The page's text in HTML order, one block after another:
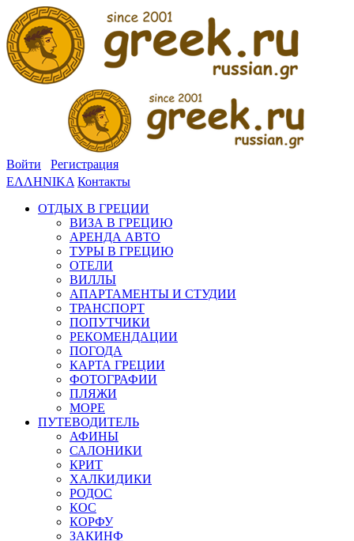
Войти
Регистрация
ΕΛΛΗΝΙΚΑ Контакты
ОТДЫХ В ГРЕЦИИ
ВИЗА В ГРЕЦИЮ
АРЕНДА АВТО
ТУРЫ В ГРЕЦИЮ
ОТЕЛИ
ВИЛЛЫ
АПАРТАМЕНТЫ И СТУДИИ
ТРАНСПОРТ
ПОПУТЧИКИ
РЕКОМЕНДАЦИИ
ПОГОДА
КАРТА ГРЕЦИИ
ФОТОГРАФИИ
ПЛЯЖИ
МОРЕ
ПУТЕВОДИТЕЛЬ
АФИНЫ
САЛОНИКИ
КРИТ
ХАЛКИДИКИ
РОДОС
КОС
КОРФУ
ЗАКИНФ